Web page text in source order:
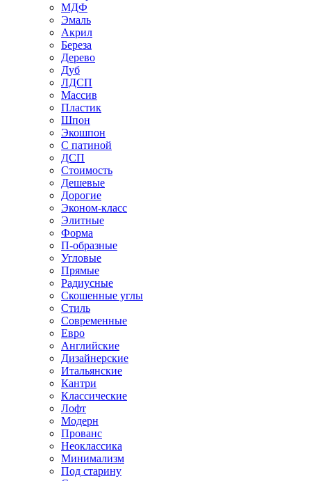
МДФ
Эмаль
Акрил
Береза
Дерево
Дуб
ЛДСП
Массив
Пластик
Шпон
Экошпон
С патиной
ДСП
Стоимость
Дешевые
Дорогие
Эконом-класс
Элитные
Форма
П-образные
Угловые
Прямые
Радиусные
Скошенные углы
Стиль
Современные
Евро
Английские
Дизайнерские
Итальянские
Кантри
Классические
Лофт
Модерн
Прованс
Неоклассика
Минимализм
Под старину